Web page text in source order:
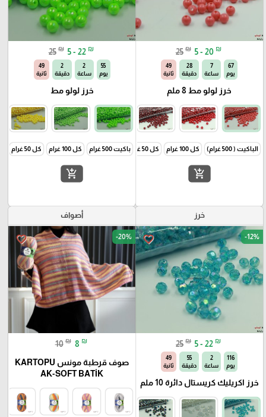
25 ₪ 5 - 20 ₪
67
يوم
7
ساعة
28
دقيقة
48
ثانية
خرز لولو مط 8 ملم
الباكيت ( 500 غرام) كل 100 غرام كل 50 غرام
add_shopping_cart
25 ₪ 5 - 22 ₪
55
يوم
2
ساعة
2
دقيقة
48
ثانية
خرز لولو مط
باكيت 500 غرام كل 100 غرام كل 50 غرام
add_shopping_cart
خرز
favorite_border -12%
25 ₪ 5 - 22 ₪
116
يوم
2
ساعة
55
دقيقة
48
ثانية
خرز اكريليك كريستال دائرة 10 ملم
أصواف
favorite_border -20%
10 ₪ 8 ₪
صوف قرطبة مونس KARTOPU
AK-SOFT BATİK